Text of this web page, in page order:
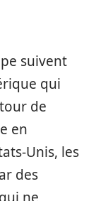
suivent
qui
de
en
Unis, les
des
ne